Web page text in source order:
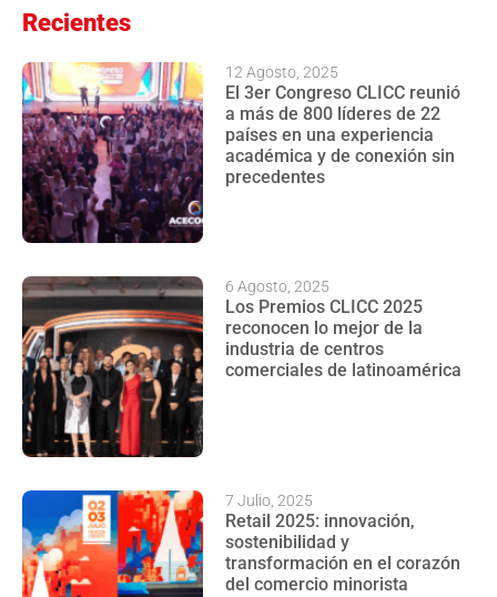
Recientes
El 3er Congreso CLICC reunió
a más de 800 líderes de 22
países en una experiencia
académica y de conexión sin
precedentes
12 Agosto, 2025
Los Premios CLICC 2025
reconocen lo mejor de la
industria de centros
comerciales de latinoamérica
6 Agosto, 2025
Retail 2025: innovación,
sostenibilidad y
transformación en el corazón
del comercio minorista
7 Julio, 2025